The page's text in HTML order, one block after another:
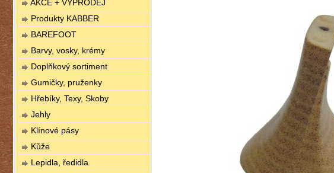
AKCE + VÝPRODEJ
Produkty KABBER
BAREFOOT
Barvy, vosky, krémy
Doplňkový sortiment
Gumičky, pruženky
Hřebíky, Texy, Skoby
Jehly
Klínové pásy
Kůže
Lepidla, ředidla